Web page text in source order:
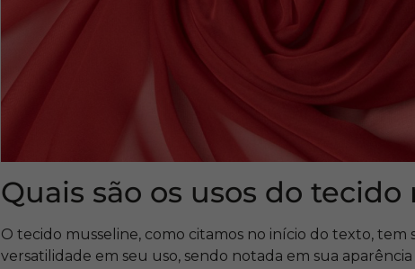
Quais são os usos do tecido
O tecido musseline, como citamos no início do texto, tem
versatilidade em seu uso, sendo notada em sua